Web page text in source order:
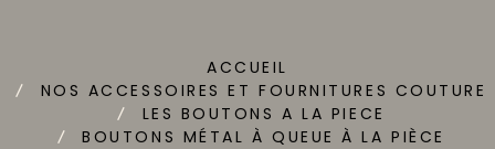
ACCUEIL
NOS ACCESSOIRES ET FOURNITURES COUTURE
LES BOUTONS A LA PIECE
BOUTONS MÉTAL À QUEUE À LA PIÈCE